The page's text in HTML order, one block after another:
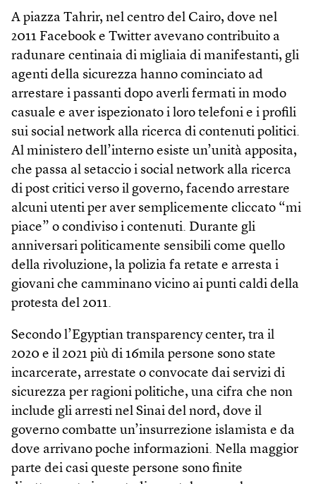
A piazza Tahrir, nel centro del Cairo, dove nel
2011 Facebook e Twitter avevano contribuito a
radunare centinaia di migliaia di manifestanti, gli
agenti della sicurezza hanno cominciato ad
arrestare i passanti dopo averli fermati in modo
casuale e aver ispezionato i loro telefoni e i profili
sui social network alla ricerca di contenuti politici.
Al ministero dell’interno esiste un’unità apposita,
che passa al setaccio i social network alla ricerca
di post critici verso il governo, facendo arrestare
alcuni utenti per aver semplicemente cliccato “mi
piace” o condiviso i contenuti. Durante gli
anniversari politicamente sensibili come quello
della rivoluzione, la polizia fa retate e arresta i
giovani che camminano vicino ai punti caldi della
protesta del 2011.
Secondo l’Egyptian transparency center, tra il
2020 e il 2021 più di 16mila persone sono state
incarcerate, arrestate o convocate dai servizi di
sicurezza per ragioni politiche, una cifra che non
include gli arresti nel Sinai del nord, dove il
governo combatte un’insurrezione islamista e da
dove arrivano poche informazioni. Nella maggior
parte dei casi queste persone sono finite